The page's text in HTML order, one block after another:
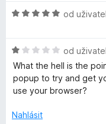
c
í
:
z
H
n
o
c
e
í
od
H
o
d
n
c
od
What the hell is the
popup to try and get
use your browser?
Nahlásit